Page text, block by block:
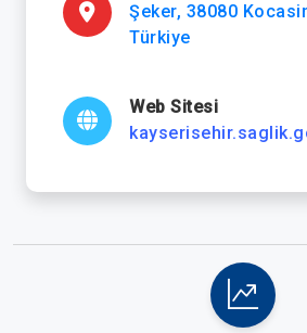
Şeker, 38080
Türkiye
Web Sitesi